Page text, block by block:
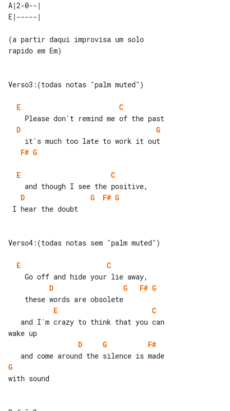
A|2-0--|
(a partir daqui improvisa um solo
rapido em Em)
Verso3:(todas notas "palm muted")
E
C
D
G
F# G
E
C
D
G F# G
Verso4:(todas notas sem "palm muted")
E
C
D
G F# G
E
C
D
G
F#
G
with sound